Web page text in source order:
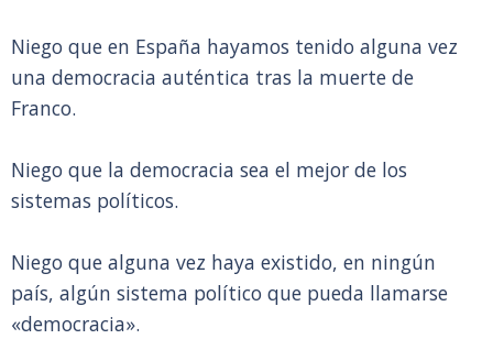
Niego que en España hayamos tenido alguna vez
una democracia auténtica tras la muerte de
Franco.
Niego que la democracia sea el mejor de los
sistemas políticos.
Niego que alguna vez haya existido, en ningún
país, algún sistema político que pueda llamarse
«democracia».